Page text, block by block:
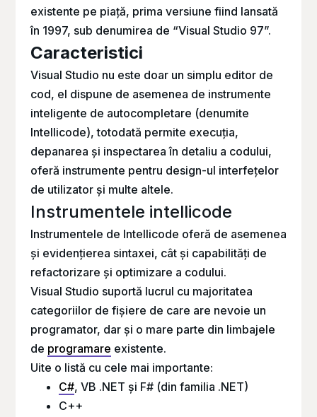
existente pe piață, prima versiune fiind lansată
în 1997, sub denumirea de “Visual Studio 97”.
Caracteristici
Visual Studio nu este doar un simplu editor de
cod, el dispune de asemenea de instrumente
inteligente de autocompletare (denumite
Intellicode), totodată permite execuția,
depanarea și inspectarea în detaliu a codului,
oferă instrumente pentru design-ul interfețelor
de utilizator și multe altele.
Instrumentele intellicode
Instrumentele de Intellicode oferă de asemenea
și evidențierea sintaxei, cât și capabilități de
refactorizare și optimizare a codului.
Visual Studio suportă lucrul cu majoritatea
categoriilor de fișiere de care are nevoie un
programator, dar și o mare parte din limbajele
de programare existente.
Uite o listă cu cele mai importante:
C#, VB .NET și F# (din familia .NET)
C++